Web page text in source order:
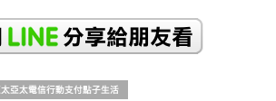
太亞太電信行動支付點子生活